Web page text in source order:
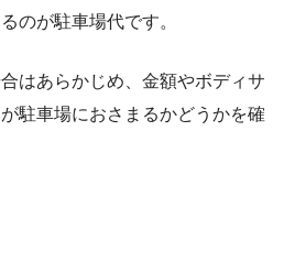
のが駐車場代です。
はあらかじめ、金額やボディサ
駐車場におさまるかどうかを確